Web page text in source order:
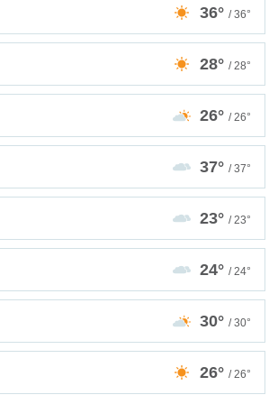
36° / 36°
28° / 28°
26° / 26°
37° / 37°
23° / 23°
24° / 24°
30° / 30°
26° / 26°